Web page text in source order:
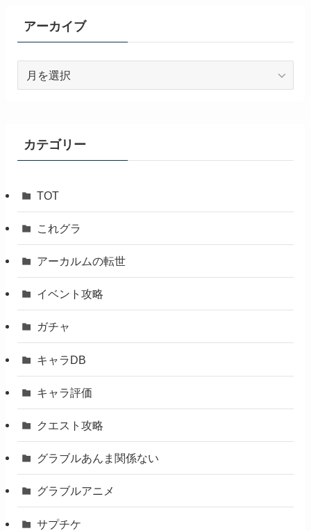
アーカイブ
カテゴリー
TOT
これグラ
アーカルムの転世
イベント攻略
ガチャ
キャラDB
キャラ評価
クエスト攻略
グラブルあんま関係ない
グラブルアニメ
サプチケ